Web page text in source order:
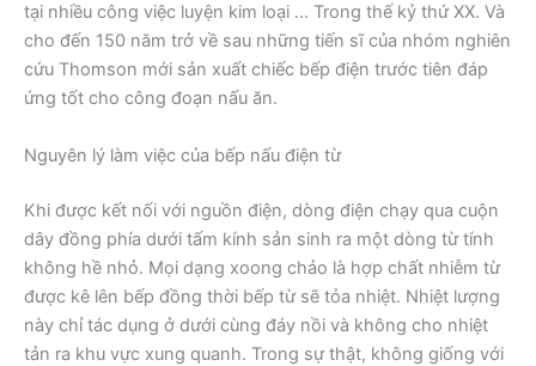
tại nhiều công việc luyện kim loại … Trong thế kỷ thứ XX. Và
cho đến 150 năm trở về sau những tiến sĩ của nhóm nghiên
cứu Thomson mới sản xuất chiếc bếp điện trước tiên đáp
ứng tốt cho công đoạn nấu ăn.
Nguyên lý làm việc của bếp nấu điện từ
Khi được kết nối với nguồn điện, dòng điện chạy qua cuộn
dây đồng phía dưới tấm kính sản sinh ra một dòng từ tính
không hề nhỏ. Mọi dạng xoong chảo là hợp chất nhiễm từ
được kê lên bếp đồng thời bếp từ sẽ tỏa nhiệt. Nhiệt lượng
này chỉ tác dụng ở dưới cùng đáy nồi và không cho nhiệt
tản ra khu vực xung quanh. Trong sự thật, không giống với